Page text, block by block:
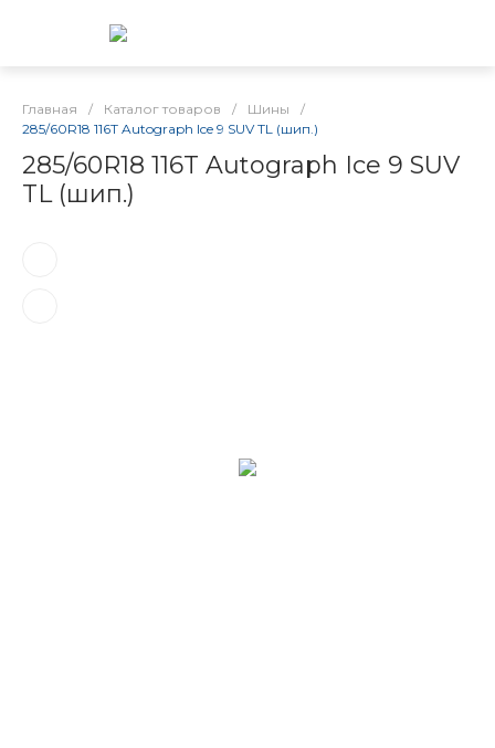
Главная / Каталог товаров / Шины
/
285/60R18 116T Autograph Ice 9 SUV TL (шип.)
285/60R18 116T Autograph Ice 9 SUV
TL (шип.)